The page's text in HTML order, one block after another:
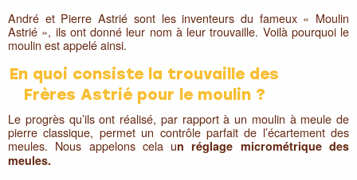
André et Pierre Astrié sont les inventeurs du fameux « Moulin
Astrié », ils ont donné leur nom à leur trouvaille. Voilà pourquoi le
moulin est appelé ainsi.
En quoi consiste la trouvaille des
Frères Astrié pour le moulin ?
Le progrès qu’ils ont réalisé, par rapport à un moulin à meule de
pierre classique, permet un contrôle parfait de l’écartement des
meules. Nous appelons cela un réglage micrométrique des
meules.